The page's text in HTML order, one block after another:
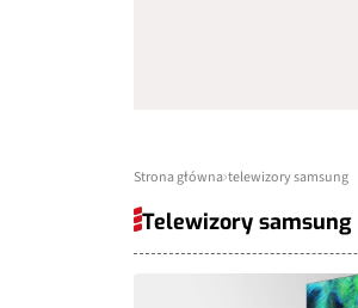
Strona główna telewizory samsung
Telewizory samsung